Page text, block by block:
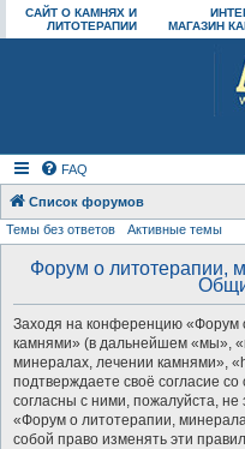
САЙТ О КАМНЯХ И
ЛИТОТЕРАПИИ
МАГАЗИН
FAQ
Список форумов
Темы без ответов Активные темы
Форум о литотерапии,
Заходя на конференцию «Форум
камнями» (в дальнейшем «мы»,
минералах, лечении камнями»,
подтверждаете своё согласие
согласны с ними, пожалуйста,
«Форум о литотерапии,
собой право изменять эти